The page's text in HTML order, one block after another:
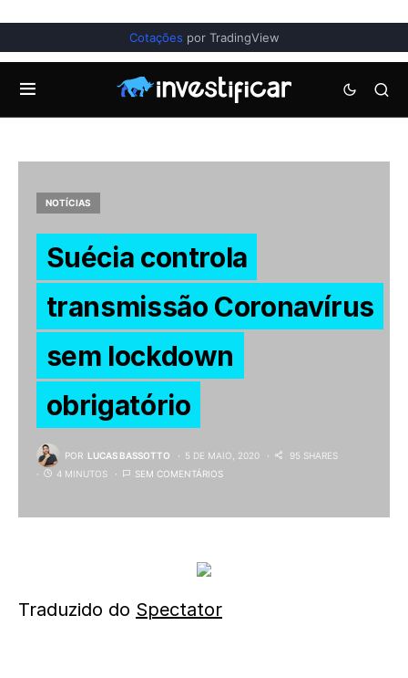
Cotações por TradingView
NOTÍCIAS
Suécia controla
transmissão Coronavírus
sem lockdown
obrigatório
POR LUCAS BASSOTTO 5 DE MAIO, 2020
95 SHARES
4 MINUTOS
SEM COMENTÁRIOS
Traduzido do Spectator